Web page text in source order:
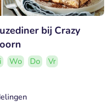
bij Crazy
Wo Do
Vr